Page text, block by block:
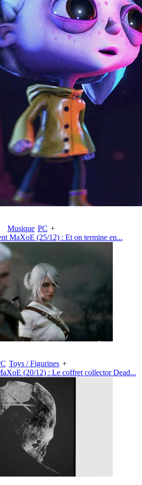
Musique PC +
MaXoE (25/12) : Et on termine en...
Toys / Figurines +
(20/12) : Le coffret collector Dead...